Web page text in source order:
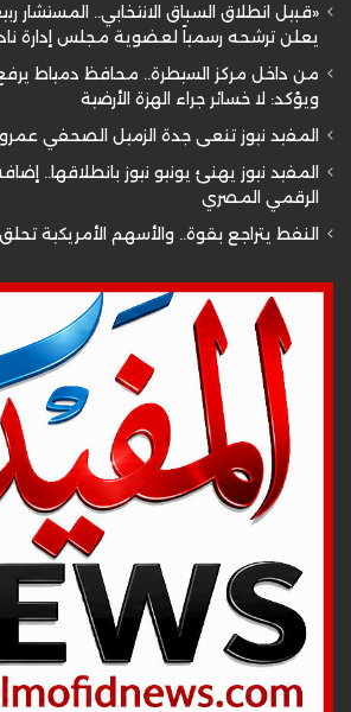
«قبيل انطلاق السباق الانتخابي..
يعلن ترشحه رسمياً لعضوية مجلس إدارة
من داخل مركز السيطرة.. محافظ دمياط
ويؤكد: لا خسائر جراء الهزة الأرضية
المفيد نيوز تنعى جدة الزميل الصحفي
المفيد نيوز يهنئ يونيو نيوز بانطلاقها..
الرقمي المصري
النفط يتراجع بقوة.. والأسهم الأمريكية